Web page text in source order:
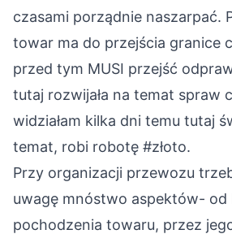
czasami porządnie naszarpać.
towar ma do przejścia granice
przed tym MUSI przejść
tutaj rozwijała na temat spraw
widziałam kilka dni temu tutaj
temat, robi robotę #złoto.
Przy organizacji przewozu
uwagę mnóstwo aspektów- od
pochodzenia towaru, przez